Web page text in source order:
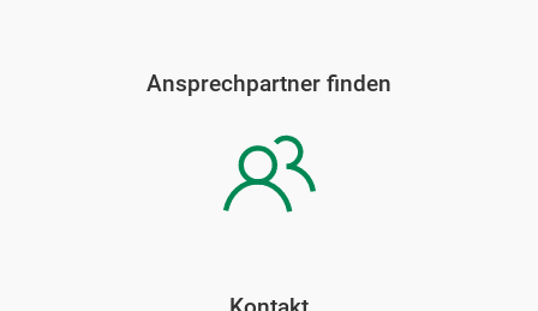
Ansprechpartner finden